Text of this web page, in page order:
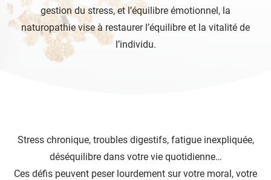
gestion du stress, et l’équilibre émotionnel, la
naturopathie vise à restaurer l’équilibre et la vitalité de
l’individu.
Stress chronique, troubles digestifs, fatigue inexpliquée,
déséquilibre dans votre vie quotidienne…
Ces défis peuvent peser lourdement sur votre moral, votre